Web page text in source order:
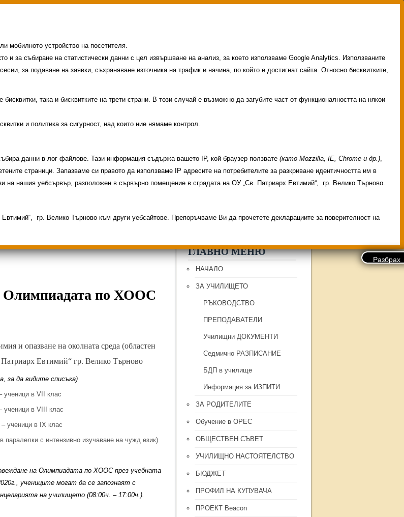
училището Контакти
Прием
Олимпиадата по ХООС
и опазване на околната среда (областен
Евтимий“ гр. Велико Търново
за да видите списъка)
ученици в VII клас
ученици в VIII клас
– ученици в IX клас
паралелки с интензивно изучаване на чужд език)
на Олимпиадата по ХООС през учебната
учениците могат да се запознаят с
на училището (08:00ч. – 17:00ч.).
ГЛАВНО МЕНЮ
НАЧАЛО
ЗА УЧИЛИЩЕТО
РЪКОВОДСТВО
ПРЕПОДАВАТЕЛИ
Училищни ДОКУМЕНТИ
Седмично РАЗПИСАНИЕ
БДП в училище
Информация за ИЗПИТИ
ЗА РОДИТЕЛИТЕ
Обучение в ОРЕС
ОБЩЕСТВЕН СЪВЕТ
УЧИЛИЩНО НАСТОЯТЕЛСТВО
БЮДЖЕТ
ПРОФИЛ НА КУПУВАЧА
ПРОЕКТ Beacon
мобилното устройство на посетителя.
и за събиране на статистически данни с цел извършване на анализ, за което използваме Google Analytics. Използваните
за подаване на заявки, съхраняване източника на трафик и начина, по който е достигнат сайта. Относно бисквитките,
така и бисквитките на трети страни. В този случай е възможно да загубите част от функционалността на някои
и политика за сигурност, над които ние нямаме контрол.
данни в лог файлове. Тази информация съдържа вашето IP, кой браузер ползвате (като Mozzilla, IE, Chrome и др.),
страници. Запазваме си правото да използваме IP адресите на потребителите за разкриване идентичността им в
на нашия уебсървър, разположен в сървърно помещение в сградата на ОУ „Св. Патриарх Евтимий“, гр. Велико Търново.
гр. Велико Търново към други уебсайтове. Препоръчваме Ви да прочетете декларациите за поверителност на